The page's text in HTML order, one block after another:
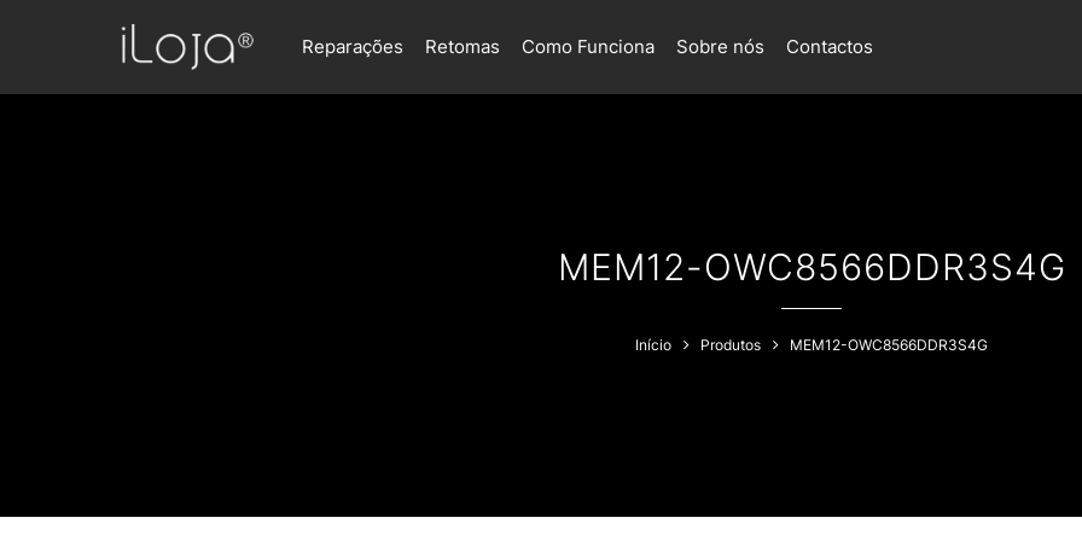
Reparações Retomas Como Funciona Sobre nós Contactos
MEM12-OWC8566DDR3S4G
Início Produtos MEM12-OWC8566DDR3S4G